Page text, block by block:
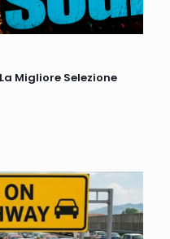
Migliore Selezione